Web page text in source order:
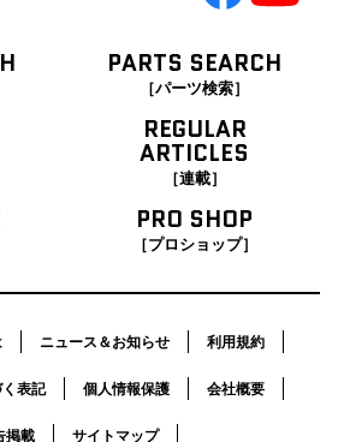
PARTS SEARCH
［パーツ検索］
REGULAR
ARTICLES
［連載］
PRO SHOP
［プロショップ］
ニュース＆お知らせ 利用規約
表記 個人情報保護 会社概要
掲載 サイトマップ